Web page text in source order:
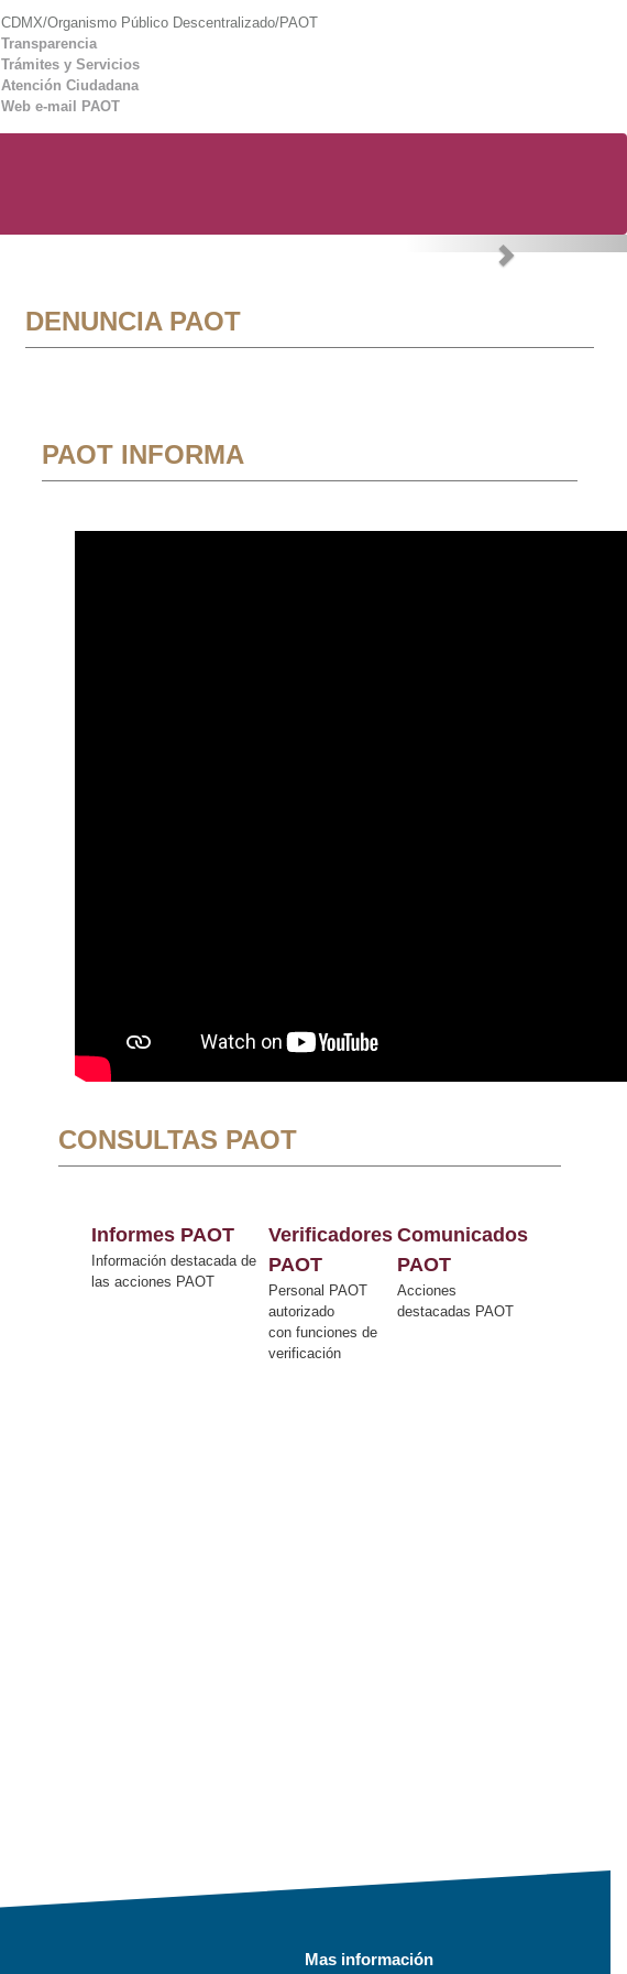
CDMX/Organismo Público Descentralizado/PAOT
Transparencia
Trámites y Servicios
Atención Ciudadana
Web e-mail PAOT
Next
DENUNCIA PAOT
PAOT INFORMA
CONSULTAS PAOT
Informes PAOT
Información destacada de
las acciones PAOT
Verificadores
PAOT
Personal PAOT
autorizado
con funciones de
verificación
Comunicados
PAOT
Acciones
destacadas PAOT
Mas información